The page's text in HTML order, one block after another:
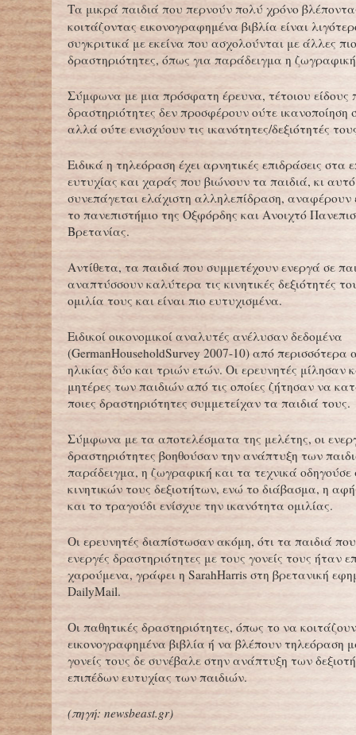
Τα μικρά παιδιά που περνούν πολύ χρόνο
κοιτάζοντας εικονογραφημένα βιβλία είναι
συγκριτικά με εκείνα που ασχολούνται με άλλες
δραστηριότητες, όπως για παράδειγμα η
Σύμφωνα με μια πρόσφατη έρευνα, τέτοιου είδους
δραστηριότητες δεν προσφέρουν ούτε ικανοποίηση
αλλά ούτε ενισχύουν τις ικανότητες/δεξιότητές
Ειδικά η τηλεόραση έχει αρνητικές επιδράσεις στα
ευτυχίας και χαράς που βιώνουν τα παιδιά, κι αυτό
συνεπάγεται ελάχιστη αλληλεπίδραση, αναφέρουν
το πανεπιστήμιο της Οξφόρδης και Ανοιχτό
Βρετανίας.
Αντίθετα, τα παιδιά που συμμετέχουν ενεργά σε
αναπτύσσουν καλύτερα τις κινητικές δεξιότητές
ομιλία τους και είναι πιο ευτυχισμένα.
Ειδικοί οικονομικοί αναλυτές ανέλυσαν δεδομένα
(GermanHouseholdSurvey 2007-10) από περισσότερα
ηλικίας δύο και τριών ετών. Οι ερευνητές μίλησαν
μητέρες των παιδιών από τις οποίες ζήτησαν να
ποιες δραστηριότητες συμμετείχαν τα παιδιά τους.
Σύμφωνα με τα αποτελέσματα της μελέτης, οι
δραστηριότητες βοηθούσαν την ανάπτυξη των
παράδειγμα, η ζωγραφική και τα τεχνικά οδηγούσε
κινητικών τους δεξιοτήτων, ενώ το διάβασμα, η
και το τραγούδι ενίσχυε την ικανότητα ομιλίας.
Οι ερευνητές διαπίστωσαν ακόμη, ότι τα παιδιά
ενεργές δραστηριότητες με τους γονείς τους ήταν
χαρούμενα, γράφει η SarahHarris στη βρετανική
DailyMail.
Οι παθητικές δραστηριότητες, όπως το να κοιτάζουν
εικονογραφημένα βιβλία ή να βλέπουν τηλεόραση
γονείς τους δε συνέβαλε στην ανάπτυξη των
επιπέδων ευτυχίας των παιδιών.
(πηγή: newsbeast.gr)